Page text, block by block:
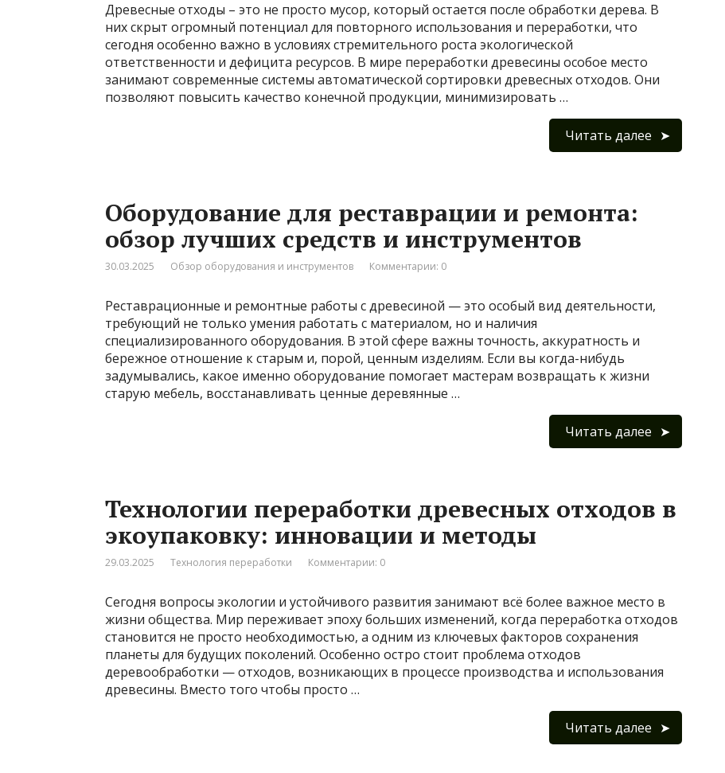
Древесные отходы – это не просто мусор, который остается после обработки дерева. В
них скрыт огромный потенциал для повторного использования и переработки, что
сегодня особенно важно в условиях стремительного роста экологической
ответственности и дефицита ресурсов. В мире переработки древесины особое место
занимают современные системы автоматической сортировки древесных отходов. Они
позволяют повысить качество конечной продукции, минимизировать …
Читать далее
Оборудование для реставрации и ремонта:
обзор лучших средств и инструментов
30.03.2025 Обзор оборудования и инструментов Комментарии: 0
Реставрационные и ремонтные работы с древесиной — это особый вид деятельности,
требующий не только умения работать с материалом, но и наличия
специализированного оборудования. В этой сфере важны точность, аккуратность и
бережное отношение к старым и, порой, ценным изделиям. Если вы когда-нибудь
задумывались, какое именно оборудование помогает мастерам возвращать к жизни
старую мебель, восстанавливать ценные деревянные …
Читать далее
Технологии переработки древесных отходов в
экоупаковку: инновации и методы
29.03.2025 Технология переработки Комментарии: 0
Сегодня вопросы экологии и устойчивого развития занимают всё более важное место в
жизни общества. Мир переживает эпоху больших изменений, когда переработка отходов
становится не просто необходимостью, а одним из ключевых факторов сохранения
планеты для будущих поколений. Особенно остро стоит проблема отходов
деревообработки — отходов, возникающих в процессе производства и использования
древесины. Вместо того чтобы просто …
Читать далее